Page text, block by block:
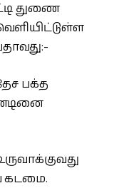
துணை
பக்த